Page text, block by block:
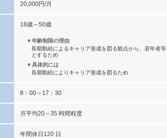
20,000円/月
18歳～50歳
▼年齢制限の理由
長期勤続によるキャリア形成を図る観点から、若年者
とするため
▼具体的には
長期勤続によりキャリア形成を図るため
8：00～17：30
月平均20～35 時間程度
年間休日120 日